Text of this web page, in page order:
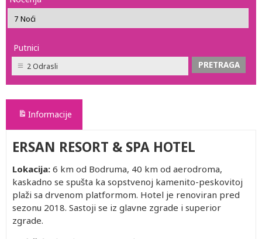
Putnici
2 Odrasli
Informacije
ERSAN RESORT & SPA HOTEL
Lokacija: 6 km od Bodruma, 40 km od aerodroma,
kaskadno se spušta ka sopstvenoj kamenito-peskovitoj
plaži sa drvenom platformom. Hotel je renoviran pred
sezonu 2018. Sastoji se iz glavne zgrade i superior
zgrade.